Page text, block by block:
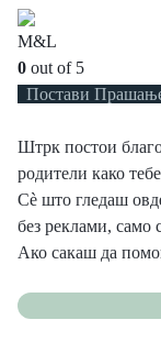
М&L
0 out of 5
Постави
Штрк постои
родители како
Сè што гледаш
без реклами, само
Ако сакаш да